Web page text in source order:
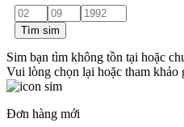
Tìm sim
Sim bạn tìm không tồn tại hoặc
Vui lòng chọn lại hoặc tham khảo
Đơn hàng mới